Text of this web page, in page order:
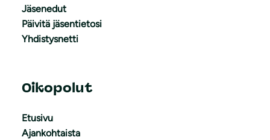
Jäsenedut
Päivitä jäsentietosi
Yhdistysnetti
Oikopolut
Etusivu
Ajankohtaista